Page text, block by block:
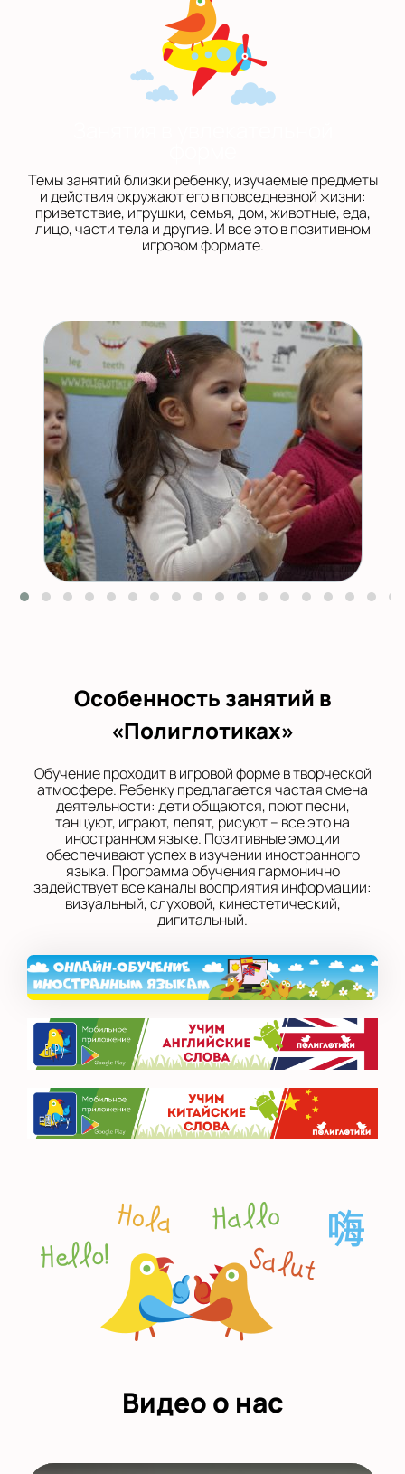
Темы занятий близки ребенку, изучаемые предметы
и действия окружают его в повседневной жизни:
приветствие, игрушки, семья, дом, животные, еда,
лицо, части тела и другие. И все это в позитивном
игровом формате.
Особенность занятий в
«Полиглотиках»
Обучение проходит в игровой форме в творческой
атмосфере. Ребенку предлагается частая смена
деятельности: дети общаются, поют песни,
танцуют, играют, лепят, рисуют – все это на
иностранном языке. Позитивные эмоции
обеспечивают успех в изучении иностранного
языка. Программа обучения гармонично
задействует все каналы восприятия информации:
визуальный, слуховой, кинестетический,
дигитальный.
Видео о нас